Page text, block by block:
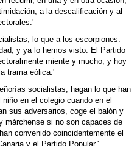
a la descalificación y al
lo que a los escorpiones:
y ya lo hemos visto. El Partido
miente y mucho, y hoy
trama eólica.'
socialistas, hagan lo que han
en el colegio cuando en el
sus adversarios, coge el balón y
márchense si no son capaces de
convenido coincidentemente el
y el Partido Popular.'